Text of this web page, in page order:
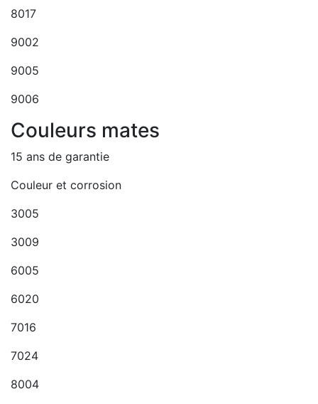
8017
9002
9005
9006
Couleurs mates
15 ans de garantie
Couleur et corrosion
3005
3009
6005
6020
7016
7024
8004